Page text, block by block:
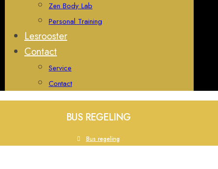
Zen Body Lab
Personal Training
Lesrooster
Contact
Service
Contact
BUS REGELING
Bus regeling